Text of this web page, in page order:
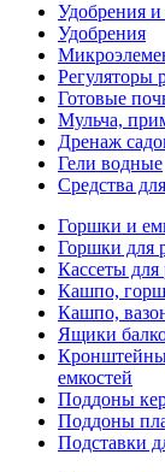
Удобрения
Удобрения
Регуляторы
Готовые
Мульча,
Дренаж
Гели водные
Средства
Горшки и
Горшки для
Кассеты для
Кашпо,
Кашпо,
Ящики
емкостей
Поддоны
Поддоны
Подставки